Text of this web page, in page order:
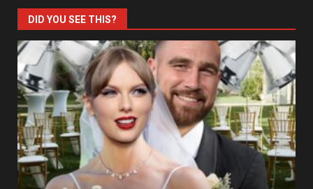
DID YOU SEE THIS?